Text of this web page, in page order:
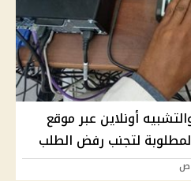
أونلاين عبر موقع
لتجنب رفض الطلب